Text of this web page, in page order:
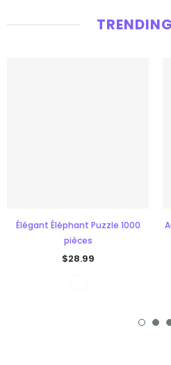
Élégant Éléphant Puzzle 1000
pièces
$28.99